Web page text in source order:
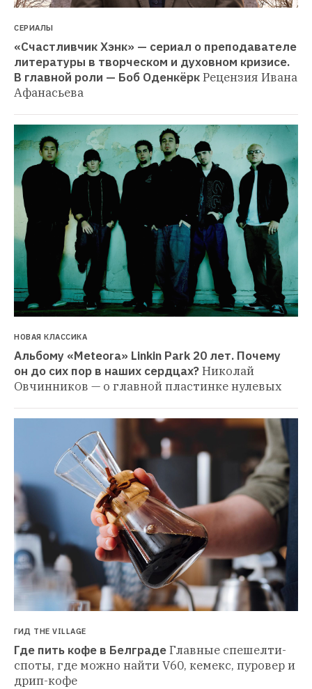
СЕРИАЛЫ
«Счастливчик Хэнк» — сериал о преподавателе
литературы в творческом и духовном кризисе.
В главной роли — Боб ОденкёркРецензия Ивана
Афанасьева
НОВАЯ КЛАССИКА
Альбому «Meteora» Linkin Park 20 лет. Почему
он до сих пор в наших сердцах?Николай
Овчинников — о главной пластинке нулевых
ГИД THE VILLAGE
Где пить кофе в БелградеГлавные спешелти-
споты, где можно найти V60, кемекс, пуровер и
дрип-кофе